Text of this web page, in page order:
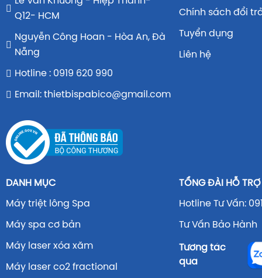
Q12- HCM
Nguyễn Công Hoan - Hòa An, Đà
Nẵng
Hotline : 0919 620 990
Email: thietbispabico@gmail.com
Chính sách đổi
Tuyển dụng
Liên hệ
DANH MỤC
Máy triệt lông Spa
Máy spa cơ bản
Máy laser xóa xăm
Máy laser co2 fractional
TỔNG ĐÀI HỖ TRỢ
Hotline Tư Vấn:
Tư Vấn Bảo Hành
Tương tác
qua